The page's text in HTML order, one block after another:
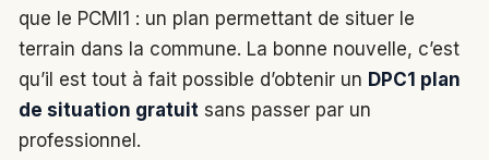
que le PCMI1 : un plan permettant de situer le
terrain dans la commune. La bonne nouvelle, c’est
qu’il est tout à fait possible d’obtenir un DPC1 plan
de situation gratuit sans passer par un
professionnel.